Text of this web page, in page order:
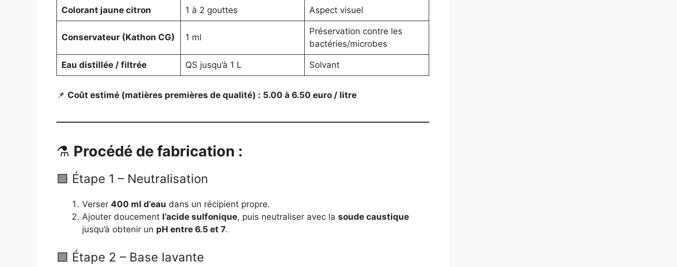
Colorant jaune citron 1 à 2 gouttes Aspect visuel
Conservateur (Kathon CG) 1 ml
Préservation contre les
bactéries/microbes
Eau distillée / filtrée QS jusqu’à 1 L Solvant
📌 Coût estimé (matières premières de qualité) : 5.00 à 6.50 euro / litre
⚗️ Procédé de fabrication :
🟩 Étape 1 – Neutralisation
Verser 400 ml d’eau dans un récipient propre.
Ajouter doucement l’acide sulfonique, puis neutraliser avec la soude caustique
jusqu’à obtenir un pH entre 6.5 et 7.
🟩 Étape 2 – Base lavante